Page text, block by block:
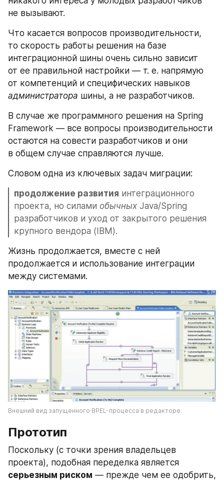
не вызывают.
Что касается вопросов производительности,
то скорость работы решения на базе
интеграционной шины очень сильно зависит
от ее правильной настройки — т. е. напрямую
администратора шины, а не разработчиков.
В случае же программного решения на Spring
Framework — все вопросы производительности
остаются на совести разработчиков и они
в общем случае справляются лучше.
Словом одна из ключевых задач миграции:
продолжение развития интеграционного
проекта, но силами обычных Java/Spring
разработчиков и уход от закрытого решения
крупного вендора (IBM).
Жизнь продолжается, вместе с ней
продолжается и использование интеграции
между системами.
Внешний вид запущенного BPEL-процесса в редакторе.
Прототип
Поскольку (с точки зрения владельцев
серьезным риском — прежде чем ее одобрить,